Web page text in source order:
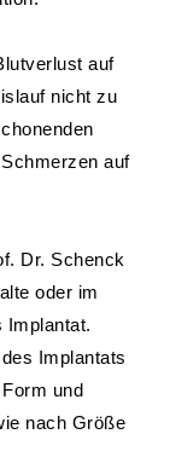
auf
nicht zu
auf
Dr. Schenck
oder im
Implantat.
Implantats
und
nach Größe